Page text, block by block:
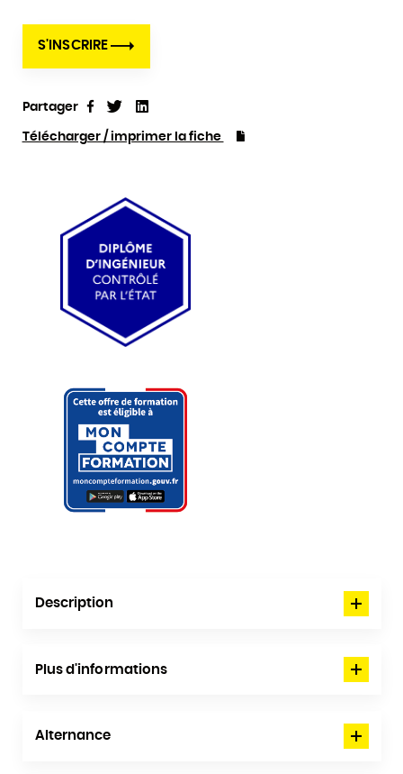
S'INSCRIRE
Partager PartagerTweet
Télécharger / imprimer la fiche
Description
Plus d'informations
Alternance